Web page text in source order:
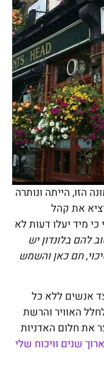
הזו, הייתה ונותרה
את קהל
מיד יעלו דעות לא
להם בלונדון יש
חם כאן והשמש
אנשים ללא כל
האוויר והרשת
את חלום האדניות
שנים וויכוח שלי